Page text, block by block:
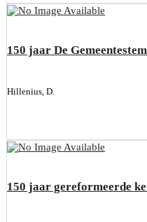
150 jaar De Gemeentestem
Hillenius, D.
150 jaar gereformeerde